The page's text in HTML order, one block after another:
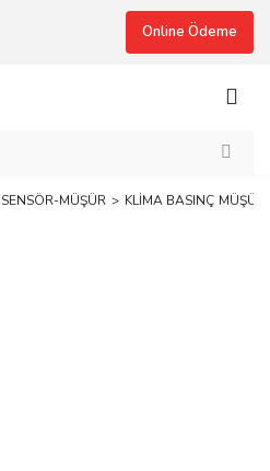
Online Ödeme
SENSÖR-MÜŞÜR KLİMA BASINÇ